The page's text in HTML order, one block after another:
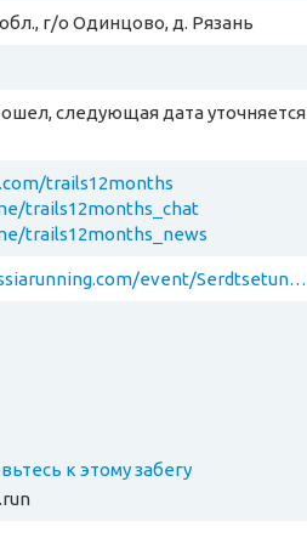
г/о Одинцово, д. Рязань
следующая дата уточняется
trails12months
trails12months_chat
trails12months_news
https://russiarunning.com/event/Serdtsetundry/
к этому забегу